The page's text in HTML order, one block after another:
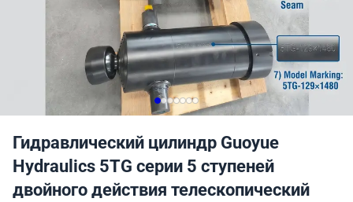
Гидравлический цилиндр Guoyue
Hydraulics 5TG серии 5 ступеней
двойного действия телескопический